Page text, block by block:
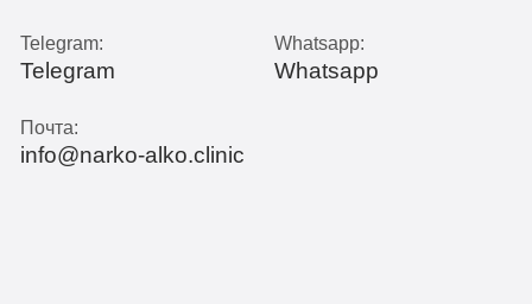
Telegram:
Telegram
Whatsapp:
Whatsapp
Почта:
info@narko-alko.clinic